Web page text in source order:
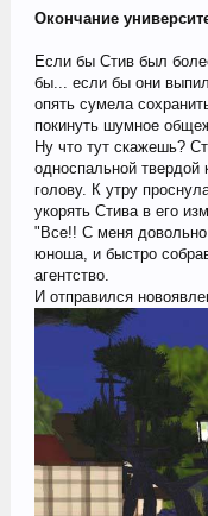
Окончание
Если бы Стив был
бы... если бы они
опять сумела
покинуть шумное
Ну что тут скажешь?
односпальной
голову. К утру
укорять Стива в его
"Все!! С меня
юноша, и быстро
агентство.
И отправился